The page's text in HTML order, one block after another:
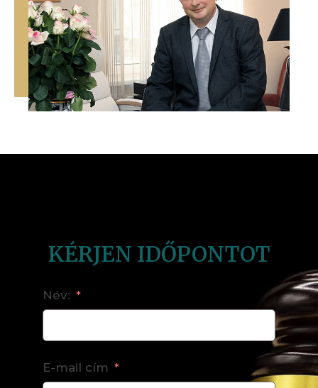
KÉRJEN IDŐPONTOT
Név:
E-mail cím